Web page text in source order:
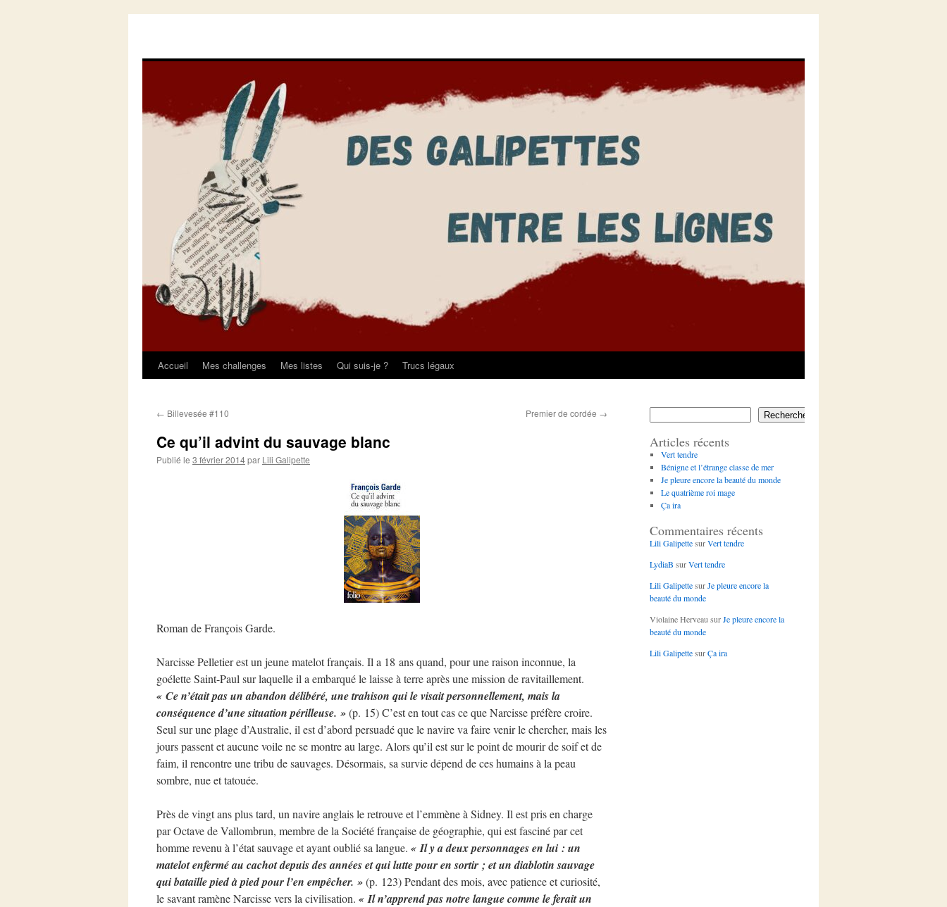
Aller
contenu
Accueil Mes challenges Mes listes Qui suis-je ? Trucs légaux
← Billevesée #110 Premier de cordée →
Ce qu’il advint du sauvage blanc
Publié le 3 février 2014par Lili Galipette
Roman de François Garde.
Narcisse Pelletier est un jeune matelot français. Il a 18 ans quand, pour une raison inconnue, la
goélette Saint-Paul sur laquelle il a embarqué le laisse à terre après une mission de ravitaillement.
« Ce n’était pas un abandon délibéré, une trahison qui le visait personnellement, mais la
conséquence d’une situation périlleuse. »(p. 15) C’est en tout cas ce que Narcisse préfère croire.
Seul sur une plage d’Australie, il est d’abord persuadé que le navire va faire venir le chercher, mais les
jours passent et aucune voile ne se montre au large. Alors qu’il est sur le point de mourir de soif et de
faim, il rencontre une tribu de sauvages. Désormais, sa survie dépend de ces humains à la peau
sombre, nue et tatouée.
Près de vingt ans plus tard, un navire anglais le retrouve et l’emmène à Sidney. Il est pris en charge
par Octave de Vallombrun, membre de la Société française de géographie, qui est fasciné par cet
homme revenu à l’état sauvage et ayant oublié sa langue. « Il y a deux personnages en lui : un
matelot enfermé au cachot depuis des années et qui lutte pour en sortir ; et un diablotin sauvage
qui bataille pied à pied pour l’en empêcher. »(p. 123) Pendant des mois, avec patience et curiosité,
le savant ramène Narcisse vers la civilisation. « Il n’apprend pas notre langue comme le ferait un
Rechercher
Articles récents
Vert tendre
Bénigne et l’étrange classe de mer
Je pleure encore la beauté du monde
Le quatrième roi mage
Ça ira
Commentaires récents
Lili GalipettesurVert tendre
LydiaB surVert tendre
Lili GalipettesurJe pleure encore la
beauté du monde
Violaine Herveau surJe pleure encore la
beauté du monde
Lili GalipettesurÇa ira